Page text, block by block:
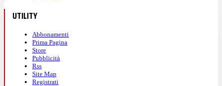
UTILITY
Abbonamenti
Prima Pagina
Store
Pubblicità
Rss
Site Map
Registrati